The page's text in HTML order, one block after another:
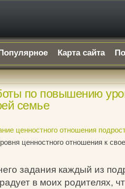
Карта сайта
по повышению
семье
ценностного отношения
ценностного отношения к
задания каждый из
в моих родителях,